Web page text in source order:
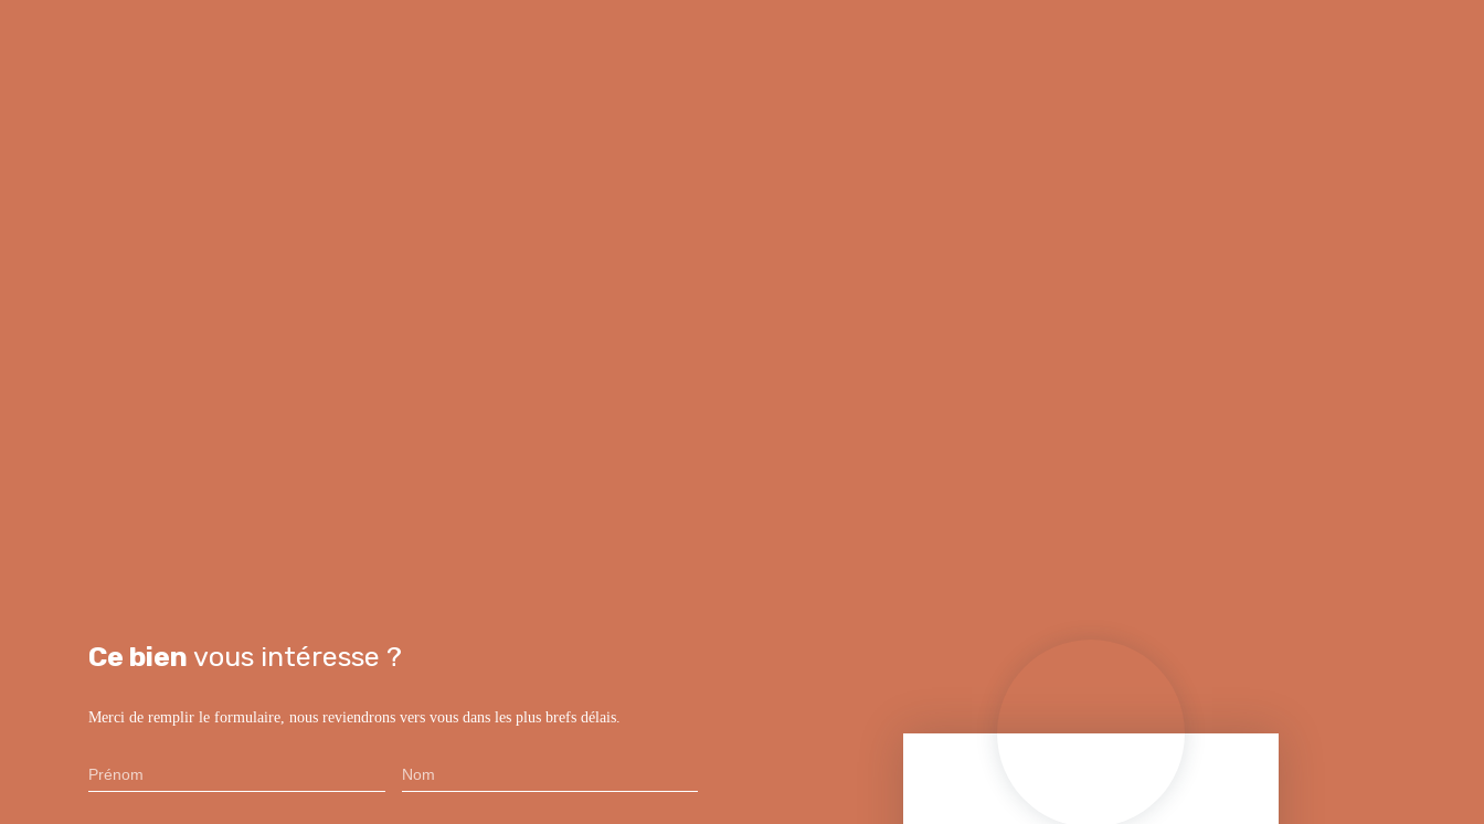
Ce bien vous intéresse ?
Merci de remplir le formulaire, nous reviendrons vers vous dans les plus brefs délais.
Prénom Nom